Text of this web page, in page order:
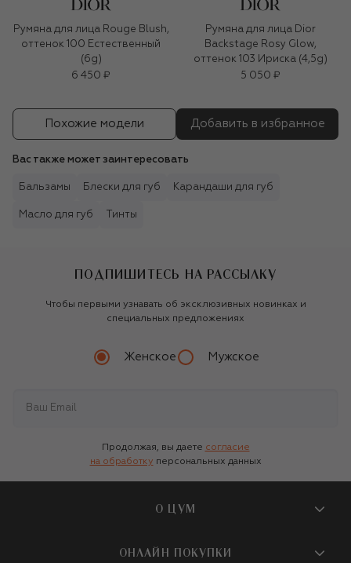
Румяна для лица Rouge Blush,
оттенок 100 Естественный
(6g)
6 450 ₽
Румяна для лица Dior
Backstage Rosy Glow,
оттенок 103 Ириска (4,5g)
5 050 ₽
Похожие модели Добавить в избранное
Вас также может заинтересовать
Бальзамы Блески для губ Карандаши для губ
Масло для губ Тинты
ПОДПИШИТЕСЬ НА РАССЫЛКУ
Чтобы первыми узнавать об эксклюзивных новинках и
специальных предложениях
Женское Мужское
Продолжая, вы даете согласие
на обработку персональных данных
О ЦУМ
О магазине
ОНЛАЙН ПОКУПКИ